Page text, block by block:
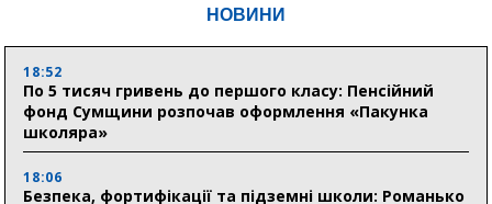
НОВИНИ
18:52
По 5 тисяч гривень до першого класу: Пенсійний
фонд Сумщини розпочав оформлення «Пакунка
школяра»
18:06
Безпека, фортифікації та підземні школи: Романько